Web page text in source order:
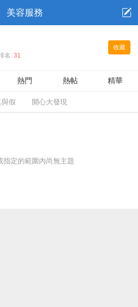
美容服務
收藏
名: 31
熱門 熱帖 精華
假 開心大發現
指定的範圍內尚無主題